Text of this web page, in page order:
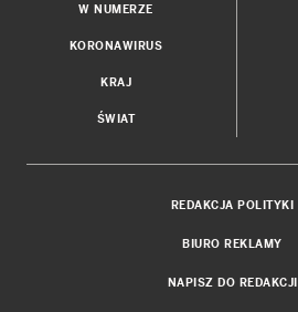
W NUMERZE
KORONAWIRUS
KRAJ
ŚWIAT
REDAKCJA POLITYKI
BIURO REKLAMY
NAPISZ DO REDAKCJI